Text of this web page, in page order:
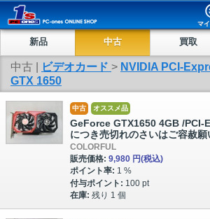
マ
新品 中古 買取
中古 | ビデオカード > NVIDIA PCI-
GTX 1650
中古 オススメ品
GeForce GTX1650 4GB /PCI-
につき売切れのさいはご容赦願
COLORFUL
販売価格: 9,980 円(税込)
ポイント率: 1 %
付与ポイント: 100 pt
在庫: 残り 1 個